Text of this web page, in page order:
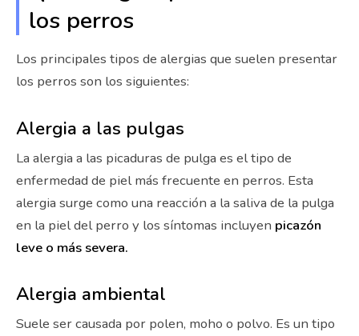
los perros
Los principales tipos de alergias que suelen presentar
los perros son los siguientes:
Alergia a las pulgas
La alergia a las picaduras de pulga es el tipo de
enfermedad de piel más frecuente en perros. Esta
alergia surge como una reacción a la saliva de la pulga
en la piel del perro y los síntomas incluyen picazón
leve o más severa.
Alergia ambiental
Suele ser causada por polen, moho o polvo. Es un tipo